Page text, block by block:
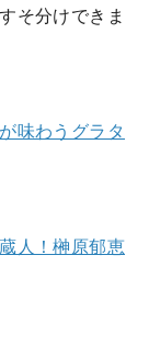
そ分けできま
味わうグラタ
人！榊原郁恵